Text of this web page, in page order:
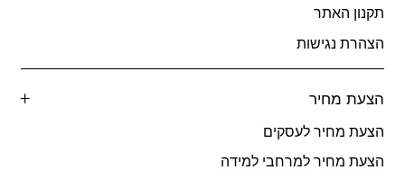
תקנון האתר
הצהרת נגישות
הצעת מחיר
הצעת מחיר לעסקים
הצעת מחיר למרחבי למידה